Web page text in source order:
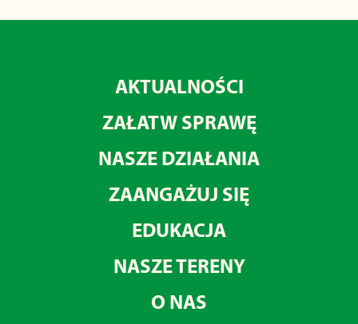
AKTUALNOŚCI
ZAŁATW SPRAWĘ
NASZE DZIAŁANIA
ZAANGAŻUJ SIĘ
EDUKACJA
NASZE TERENY
O NAS